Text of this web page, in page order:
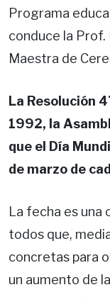
Programa
conduce la
Maestra de
La Resolución
1992, la
que el Día
de marzo de
La fecha es una
todos que,
concretas para
un aumento de